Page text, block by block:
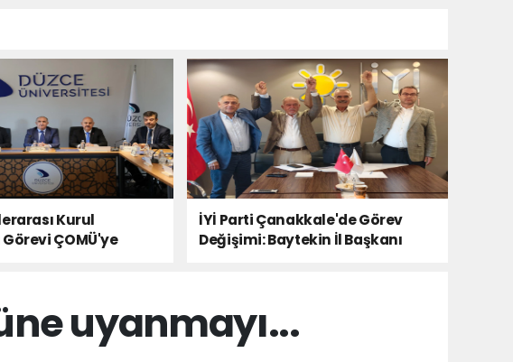
Kurul
Görevi ÇOMÜ'ye
İYİ Parti Çanakkale'de Görev
Değişimi: Baytekin İl Başkanı
uyanmayı...